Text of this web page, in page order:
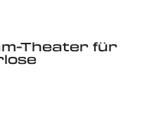
Theater für